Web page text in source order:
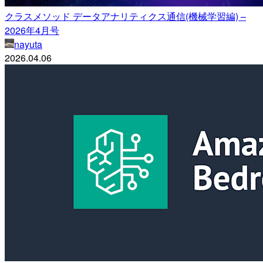
クラスメソッド データアナリティクス通信(機械学習編) –
2026年4月号
nayuta
2026.04.06